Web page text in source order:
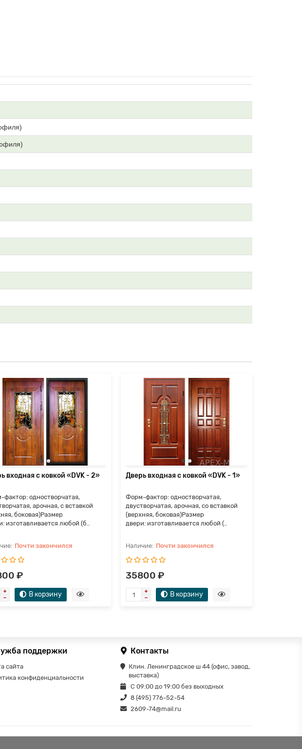
входная с ковкой «DVK - 2»
одностворчатая,
арочная, с вставкой
боковая)Размер
изготавливается любой (б..
Почти закончился
₽
В корзину
Дверь входная с ковкой «DVK - 1»
Форм-фактор: одностворчатая,
двустворчатая, арочная, со вставкой
(верхняя, боковая)Размер
двери: изготавливается любой (..
Почти закончился
35800 ₽
В корзину
поддержки
сайта
конфиденциальности
Контакты
Клин. Ленинградское ш 44 (офис, завод,
выставка)
С 09:00 до 19:00 без выходных
8 (495) 776-52-54
2609-74@mail.ru